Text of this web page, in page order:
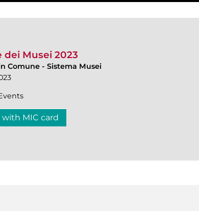
dei Musei 2023
Comune - Sistema Musei
with MIC card